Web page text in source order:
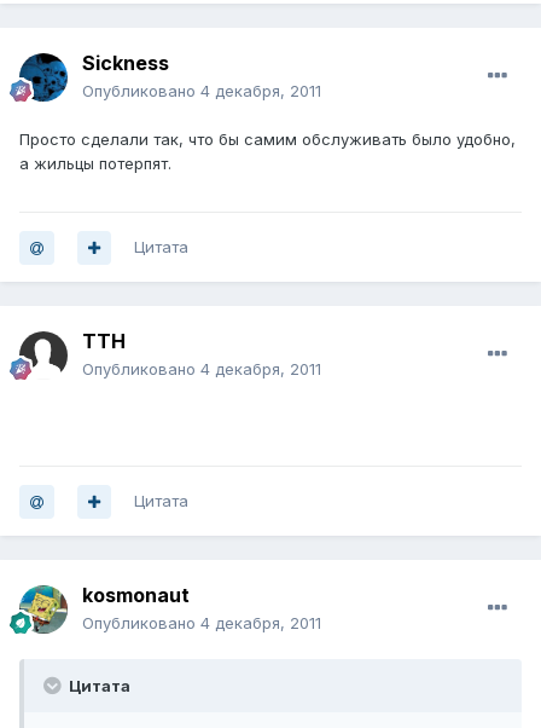
Sickness
Опубликовано 4 декабря, 2011
Просто сделали так, что бы самим обслуживать было удобно,
а жильцы потерпят.
Цитата
TTH
Опубликовано 4 декабря, 2011
Цитата
kosmonaut
Опубликовано 4 декабря, 2011
Цитата